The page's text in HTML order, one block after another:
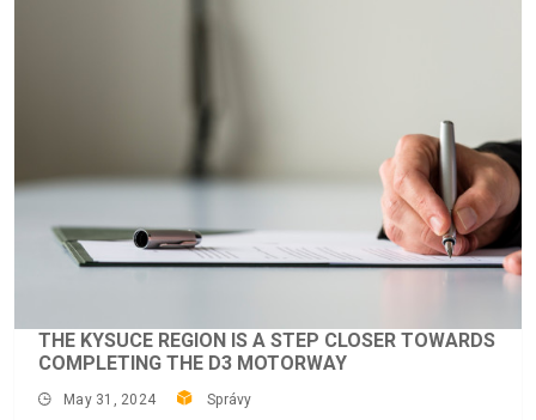
THE KYSUCE REGION IS A STEP CLOSER TOWARDS
COMPLETING THE D3 MOTORWAY
May 31, 2024 Správy